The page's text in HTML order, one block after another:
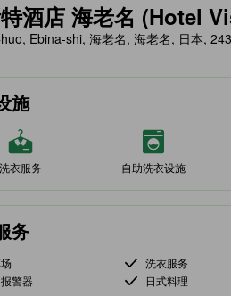
酒店 海老名 (Hotel
Ebina-shi, 海老名, 海老名, 日本,
施
洗衣服务 自助洗衣设施
务
洗衣服务
警器
日式料理